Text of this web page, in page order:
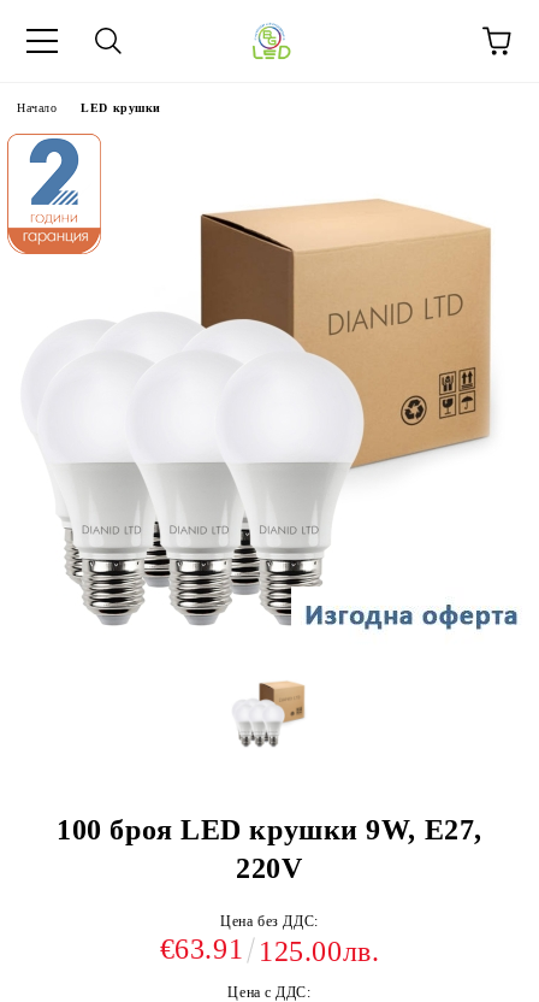
Начало LED крушки
100 броя LED крушки 9W, E27,
220V
Цена без ДДС:
€63.91 125.00лв.
Цена с ДДС: